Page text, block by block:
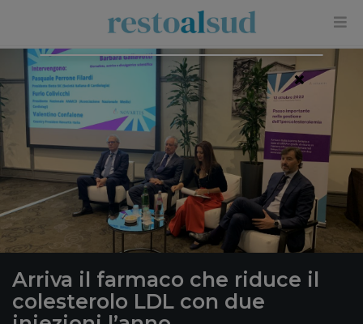
Arriva il farmaco che riduce il
colesterolo LDL con due
×